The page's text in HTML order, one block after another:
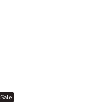
Sale